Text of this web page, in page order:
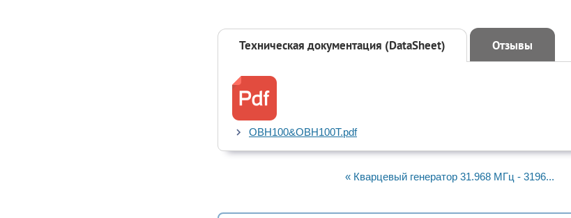
Техническая документация (DataSheet) Отзывы
OBH100&OBH100T.pdf
« Кварцевый генератор 31.968 МГц - 3196...